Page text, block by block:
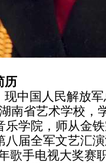
历
国人民解放军
南省艺术学校，
乐学院，师从金
届全军文艺汇演
歌手电视大奖赛